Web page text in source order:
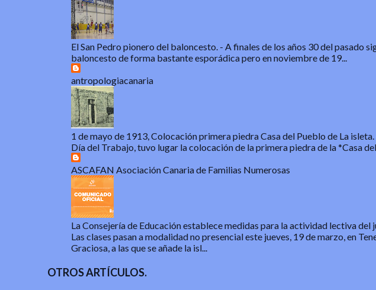
El San Pedro pionero del baloncesto. - A finales de los años 30 del pasado
baloncesto de forma bastante esporádica pero en noviembre de 19...
antropologiacanaria
1 de mayo de 1913, Colocación primera piedra Casa del Pueblo de La isleta.
Día del Trabajo, tuvo lugar la colocación de la primera piedra de la *Casa del
ASCAFAN Asociación Canaria de Familias Numerosas
La Consejería de Educación establece medidas para la actividad lectiva
Las clases pasan a modalidad no presencial este jueves, 19 de marzo, en
Graciosa, a las que se añade la isl...
OTROS ARTÍCULOS.